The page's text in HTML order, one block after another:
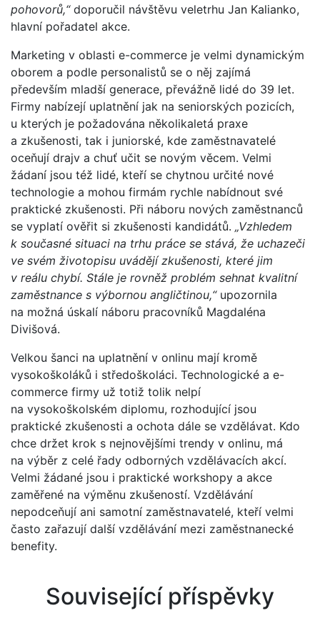
pohovorů,“ doporučil návštěvu veletrhu Jan Kalianko,
hlavní pořadatel akce.
Marketing v oblasti e-commerce je velmi dynamickým
oborem a podle personalistů se o něj zajímá
především mladší generace, převážně lidé do 39 let.
Firmy nabízejí uplatnění jak na seniorských pozicích,
u kterých je požadována několikaletá praxe
a zkušenosti, tak i juniorské, kde zaměstnavatelé
oceňují drajv a chuť učit se novým věcem. Velmi
žádaní jsou též lidé, kteří se chytnou určité nové
technologie a mohou firmám rychle nabídnout své
praktické zkušenosti. Při náboru nových zaměstnanců
se vyplatí ověřit si zkušenosti kandidátů. „Vzhledem
k současné situaci na trhu práce se stává, že uchazeči
ve svém životopisu uvádějí zkušenosti, které jim
v reálu chybí. Stále je rovněž problém sehnat kvalitní
zaměstnance s výbornou angličtinou,“upozornila
na možná úskalí náboru pracovníků Magdaléna
Divišová.
Velkou šanci na uplatnění v onlinu mají kromě
vysokoškoláků i středoškoláci. Technologické a e-
commerce firmy už totiž tolik nelpí
na vysokoškolském diplomu, rozhodující jsou
praktické zkušenosti a ochota dále se vzdělávat. Kdo
chce držet krok s nejnovějšími trendy v onlinu, má
na výběr z celé řady odborných vzdělávacích akcí.
Velmi žádané jsou i praktické workshopy a akce
zaměřené na výměnu zkušeností. Vzdělávání
nepodceňují ani samotní zaměstnavatelé, kteří velmi
často zařazují další vzdělávání mezi zaměstnanecké
benefity.
Související příspěvky